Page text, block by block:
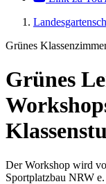
Grünes
Grünes
Der Workshop wird
Sportplatzbau NRW